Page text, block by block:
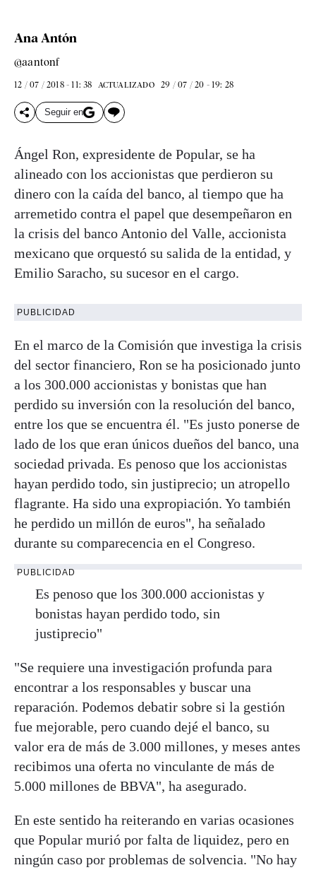
Ana Antón
@aantonf
12 / 07 / 2018 - 11: 38 ACTUALIZADO 29 / 07 / 20 - 19: 28
Seguir en
Ángel Ron, expresidente de Popular, se ha
alineado con los accionistas que perdieron su
dinero con la caída del banco, al tiempo que ha
arremetido contra el papel que desempeñaron en
la crisis del banco Antonio del Valle, accionista
mexicano que orquestó su salida de la entidad, y
Emilio Saracho, su sucesor en el cargo.
PUBLICIDAD
En el marco de la Comisión que investiga la crisis
del sector financiero, Ron se ha posicionado junto
a los 300.000 accionistas y bonistas que han
perdido su inversión con la resolución del banco,
entre los que se encuentra él. "Es justo ponerse de
lado de los que eran únicos dueños del banco, una
sociedad privada. Es penoso que los accionistas
hayan perdido todo, sin justiprecio; un atropello
flagrante. Ha sido una expropiación. Yo también
he perdido un millón de euros", ha señalado
durante su comparecencia en el Congreso.
PUBLICIDAD
Es penoso que los 300.000 accionistas y
bonistas hayan perdido todo, sin
justiprecio"
"Se requiere una investigación profunda para
encontrar a los responsables y buscar una
reparación. Podemos debatir sobre si la gestión
fue mejorable, pero cuando dejé el banco, su
valor era de más de 3.000 millones, y meses antes
recibimos una oferta no vinculante de más de
5.000 millones de BBVA", ha asegurado.
En este sentido ha reiterando en varias ocasiones
que Popular murió por falta de liquidez, pero en
ningún caso por problemas de solvencia. "No hay